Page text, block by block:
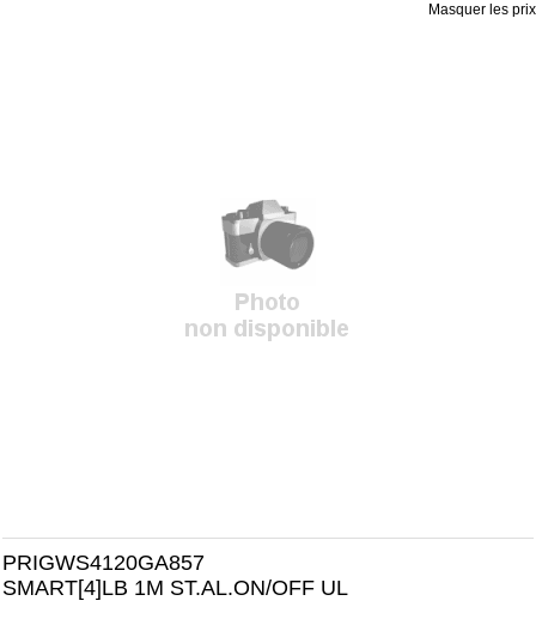
Masquer les prix
PRIGWS4120GA857
SMART[4]LB 1M ST.AL.ON/OFF UL